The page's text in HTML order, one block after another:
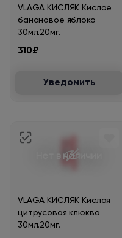
VLAGA КИСЛЯК Кислое
банановое яблоко
30мл.20мг.
310₽
Уведомить
Нет в наличии
VLAGA КИСЛЯК Кислая
цитрусовая клюква
30мл.20мг.